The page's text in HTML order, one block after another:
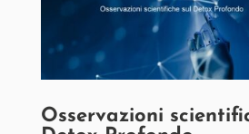
Osservazioni